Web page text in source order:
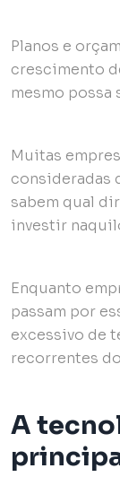
Planos e
crescimento
mesmo possa
Muitas
consideradas
sabem qual
investir
Enquanto
passam por
excessivo de
recorrentes
A